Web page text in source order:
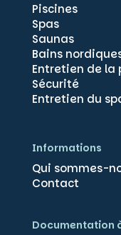
traiter des données
uniques sur ce site. Le
consentement peut avoir
et fonctions.
Piscines
Spas
Saunas
Bains
Entretien de la
Sécurité
Entretien du
Informations
Qui sommes-
Contact
Documentation